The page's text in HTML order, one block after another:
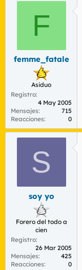
F
femme_fatale
Asiduo
Registro
4 May 2005
Mensajes
715
Reacciones
0
S
soy yo
Forero del todo a
cien
Registro
26 Mar 2005
Mensajes
425
Reacciones
0